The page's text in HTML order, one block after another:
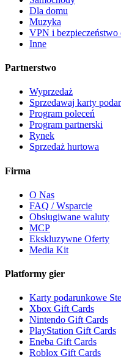
Dla domu
Muzyka
VPN i bezpieczeństwo
Inne
Partnerstwo
Wyprzedaż
Sprzedawaj karty
Program poleceń
Program partnerski
Rynek
Sprzedaż hurtowa
Firma
O Nas
FAQ / Wsparcie
Obsługiwane waluty
MCP
Ekskluzywne Oferty
Media Kit
Platformy gier
Karty podarunkowe
Xbox Gift Cards
Nintendo Gift Cards
PlayStation Gift Cards
Eneba Gift Cards
Roblox Gift Cards